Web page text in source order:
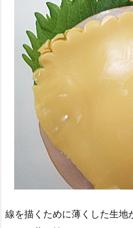
線を描くために薄くした生地